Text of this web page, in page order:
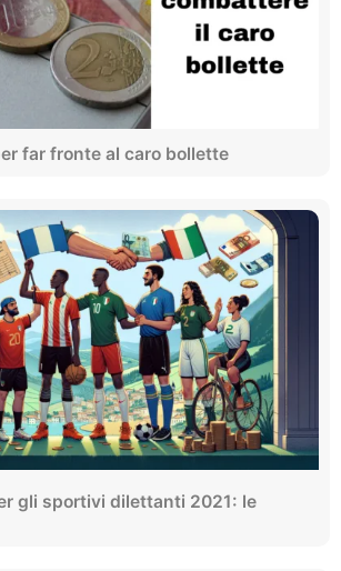
far fronte al caro bollette
gli sportivi dilettanti 2021: le